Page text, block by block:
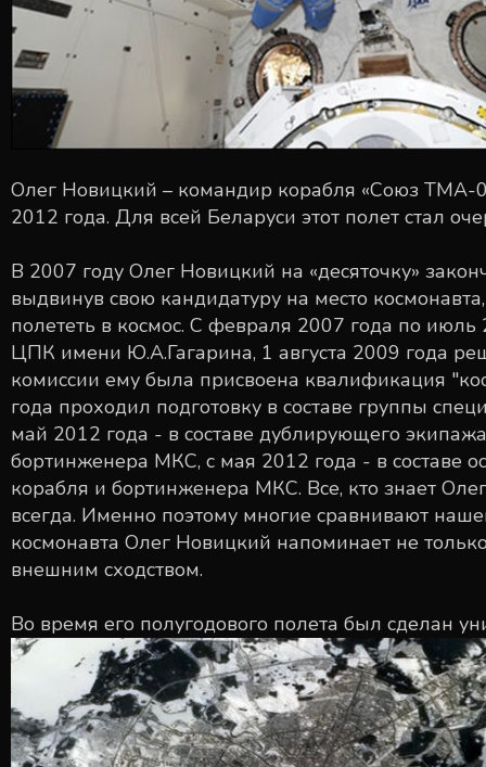
Олег Новицкий – командир корабля «Союз ТМА-
2012 года. Для всей Беларуси этот полет стал
В 2007 году Олег Новицкий на «десяточку»
выдвинув свою кандидатуру на место
полететь в космос. С февраля 2007 года по
ЦПК имени Ю.А.Гагарина, 1 августа 2009 года
комиссии ему была присвоена квалификация
года проходил подготовку в составе группы
май 2012 года - в составе дублирующего
бортинженера МКС, с мая 2012 года - в составе
корабля и бортинженера МКС. Все, кто знает
всегда. Именно поэтому многие сравнивают
космонавта Олег Новицкий напоминает не
внешним сходством.
Во время его полугодового полета был сделан